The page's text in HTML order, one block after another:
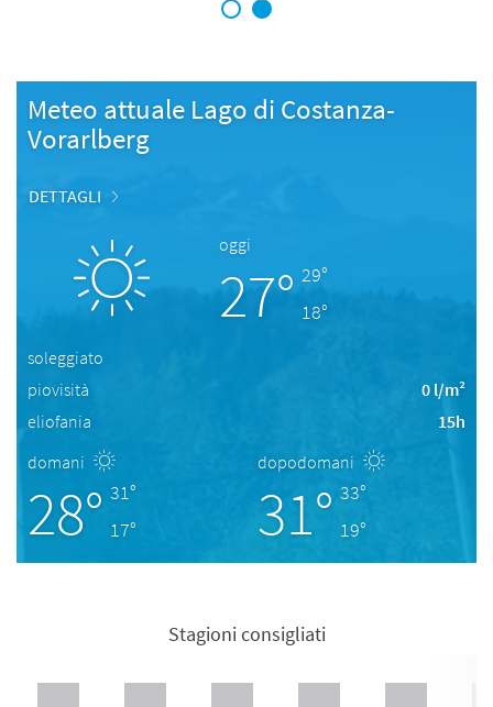
1 2
Meteo attuale Lago di Costanza-
Vorarlberg
DETTAGLI
oggi
27° 29°
18°
soleggiato
piovisità
0 l/m²
eliofania
15h
domani
28° 31°
17°
dopodomani
31° 33°
19°
Stagioni consigliati